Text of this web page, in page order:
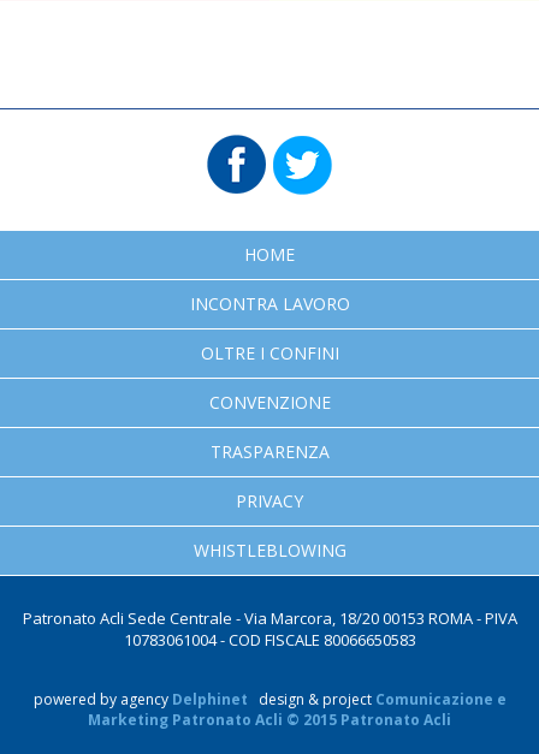
HOME
INCONTRA LAVORO
OLTRE I CONFINI
CONVENZIONE
TRASPARENZA
PRIVACY
WHISTLEBLOWING
Patronato Acli Sede Centrale - Via Marcora, 18/20 00153 ROMA - PIVA
10783061004 - COD FISCALE 80066650583
powered by agency Delphinet design & project Comunicazione e
Marketing Patronato Acli © 2015 Patronato Acli